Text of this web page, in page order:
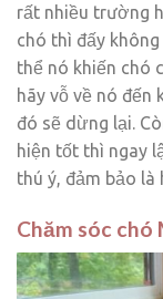
rất nhiều trường
chó thì đấy
thể nó khiến chó
hãy vỗ về nó đến
đó sẽ dừng lại.
hiện tốt thì ngay
thú ý, đảm bảo
Chăm sóc chó